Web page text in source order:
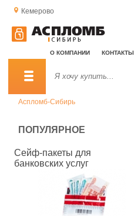
Кемерово
О КОМПАНИИ КОНТАКТЫ
Аспломб-Сибирь
ПОПУЛЯРНОЕ
Сейф-пакеты для
банковских услуг